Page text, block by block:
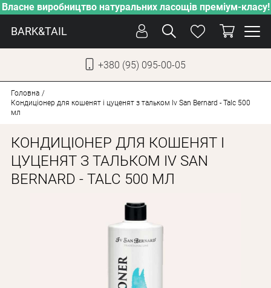
Власне виробництво натуральних ласощів преміум-класу!
BARK&TAIL
+380 (95) 095-00-05
КОТИ
ВІД СПЕКИ
ВЛАСНЕ ВИРОБНИЦТВО
НОВИНКИ
АКЦІЇ
БЛОГ
Оплата і доставка
Головна
Кондиціонер для кошенят і цуценят з тальком Iv San Bernard - Talc 500
мл
КОНДИЦІОНЕР ДЛЯ КОШЕНЯТ І
ЦУЦЕНЯТ З ТАЛЬКОМ IV SAN
BERNARD - TALC 500 МЛ